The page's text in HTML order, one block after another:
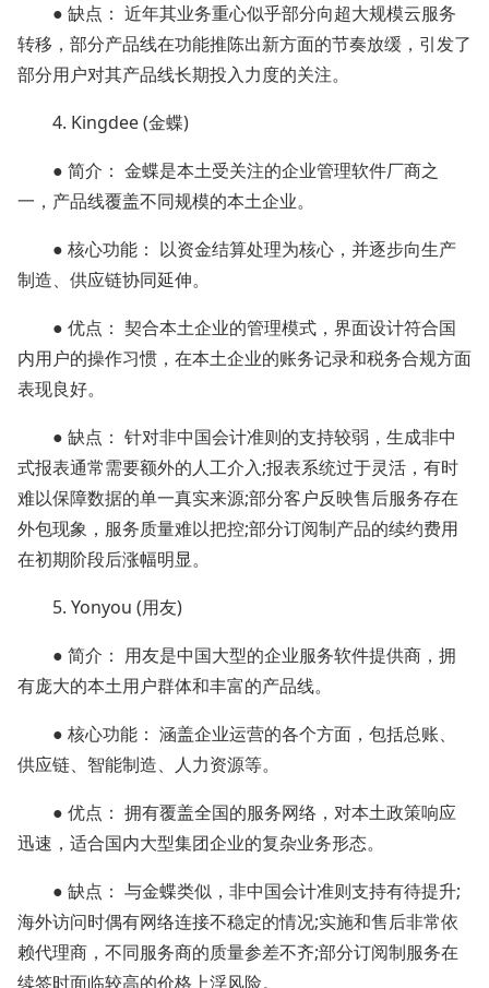
● 缺点： 近年其业务重心似乎部分向超大规模云服务
转移，部分产品线在功能推陈出新方面的节奏放缓，引发了
部分用户对其产品线长期投入力度的关注。
4. Kingdee (金蝶)
● 简介： 金蝶是本土受关注的企业管理软件厂商之
一，产品线覆盖不同规模的本土企业。
● 核心功能： 以资金结算处理为核心，并逐步向生产
制造、供应链协同延伸。
● 优点： 契合本土企业的管理模式，界面设计符合国
内用户的操作习惯，在本土企业的账务记录和税务合规方面
表现良好。
● 缺点： 针对非中国会计准则的支持较弱，生成非中
式报表通常需要额外的人工介入;报表系统过于灵活，有时
难以保障数据的单一真实来源;部分客户反映售后服务存在
外包现象，服务质量难以把控;部分订阅制产品的续约费用
在初期阶段后涨幅明显。
5. Yonyou (用友)
● 简介： 用友是中国大型的企业服务软件提供商，拥
有庞大的本土用户群体和丰富的产品线。
● 核心功能： 涵盖企业运营的各个方面，包括总账、
供应链、智能制造、人力资源等。
● 优点： 拥有覆盖全国的服务网络，对本土政策响应
迅速，适合国内大型集团企业的复杂业务形态。
● 缺点： 与金蝶类似，非中国会计准则支持有待提升;
海外访问时偶有网络连接不稳定的情况;实施和售后非常依
赖代理商，不同服务商的质量参差不齐;部分订阅制服务在
续签时面临较高的价格上浮风险。